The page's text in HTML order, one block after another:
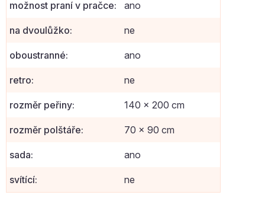
možnost praní v pračce: ano
na dvoulůžko: ne
oboustranné: ano
retro: ne
rozměr peřiny: 140 x 200 cm
rozměr polštáře: 70 x 90 cm
sada: ano
svítící: ne